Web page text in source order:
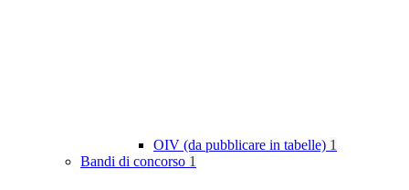
OIV (da pubblicare in tabelle) 1
Bandi di concorso 1